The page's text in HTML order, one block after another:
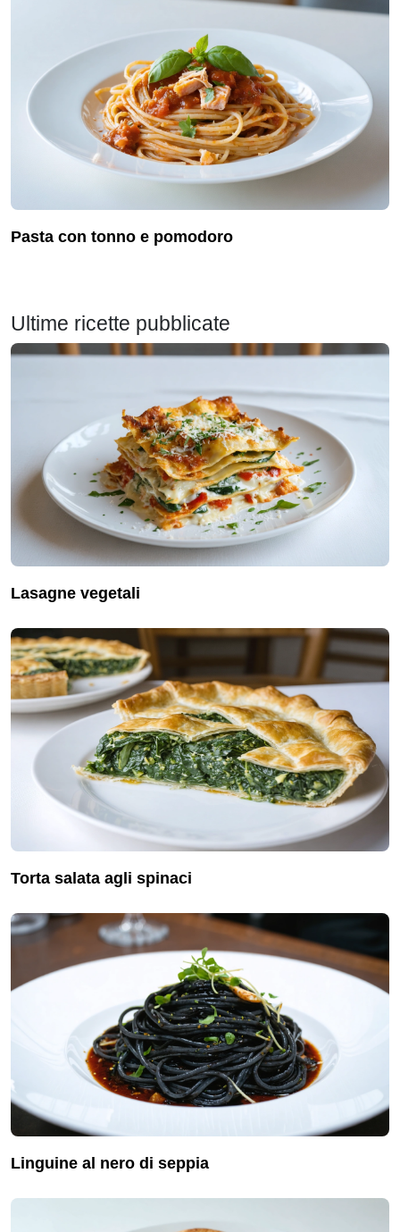
pasta con tonno e pomodoro
Ultime ricette pubblicate
lasagne vegetali
torta salata agli spinaci
linguine al nero di seppia